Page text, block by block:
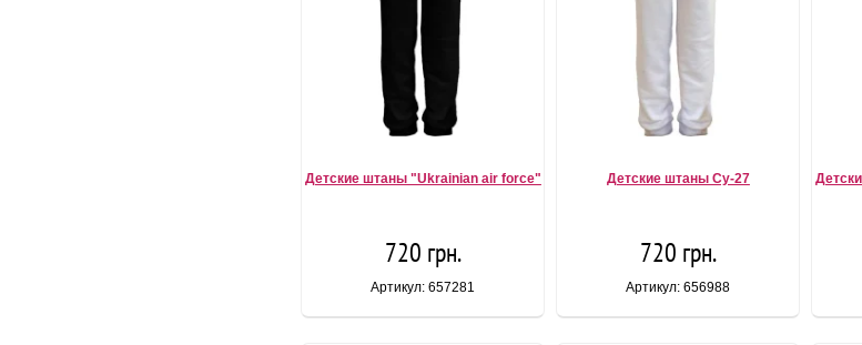
Детские штаны "Ukrainian air force"
720 грн.
Артикул: 657281
Детские штаны Су-27
720 грн.
Артикул: 656988